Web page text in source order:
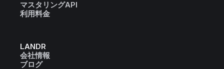
マスタリングAPI
利用料金
LANDR
会社情報
ブログ